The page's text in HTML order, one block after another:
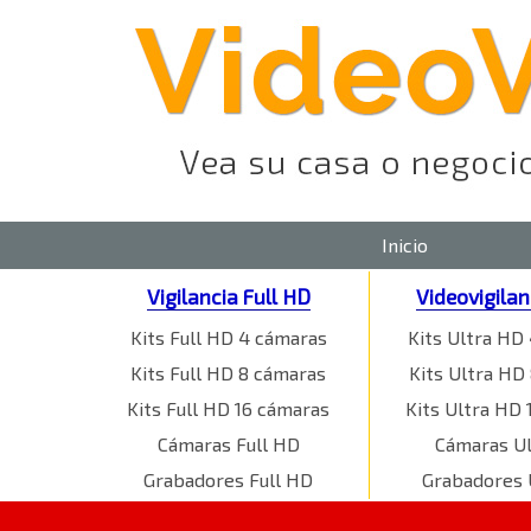
Inicio
Vigilancia Full HD
Kits Full HD 4 cámaras
Kits Full HD 8 cámaras
Kits Full HD 16 cámaras
Cámaras Full HD
Grabadores Full HD
Kits Ultra HD
Kits Ultra HD
Kits Ultra HD
Cámaras
Grabadores